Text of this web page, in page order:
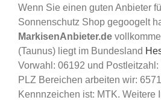
Wenn Sie einen guten Anbieter
Sonnenschutz Shop gegoogelt
MarkisenAnbieter.de
(Taunus) liegt im Bundesland
Vorwahl: 06192 und
PLZ Bereichen arbeiten wir:
Kennnzeichen ist: MTK. Weitere